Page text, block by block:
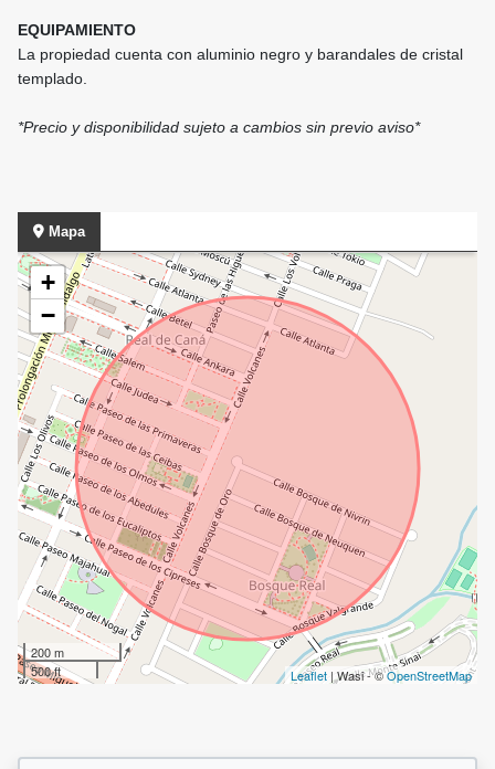
EQUIPAMIENTO
La propiedad cuenta con aluminio negro y barandales de cristal
templado.
*Precio y disponibilidad sujeto a cambios sin previo aviso*
Mapa
+
−
200 m
500 ft
Leaflet | Wasi - ©OpenStreetMap